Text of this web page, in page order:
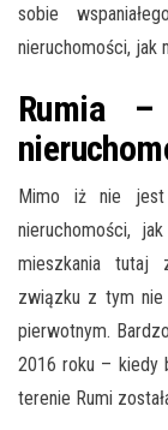
sobie
nieruchomości, jak
Rumia
Mimo iż nie
nieruchomości,
mieszkania tutaj
związku z tym
pierwotnym.
2016 roku – kiedy
terenie Rumi